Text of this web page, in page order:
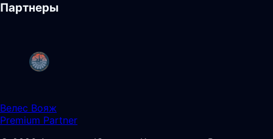
Партнеры
Велес Вояж
Premium Partner